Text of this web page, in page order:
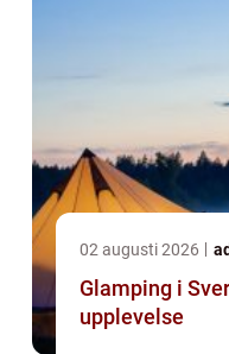
02 augusti 2026
Glamping i
upplevelse